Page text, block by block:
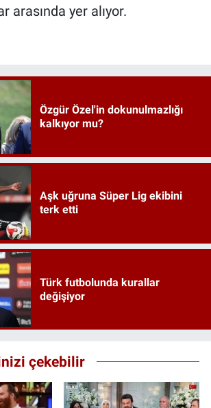
arasında yer alıyor.
Özgür Özel'in dokunulmazlığı
kalkıyor mu?
Aşk uğruna Süper Lig ekibini
terk etti
Türk futbolunda kurallar
değişiyor
çekebilir